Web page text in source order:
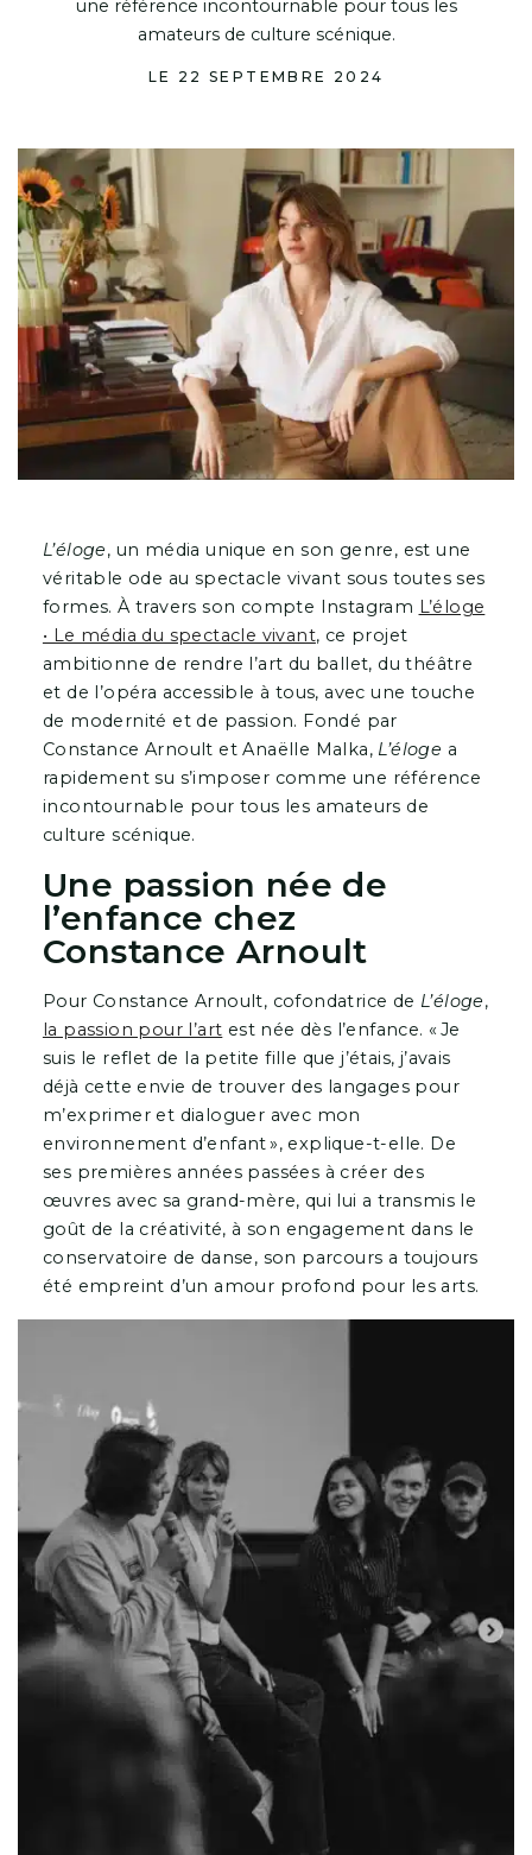
une référence incontournable pour tous les
amateurs de culture scénique.
LE 22 SEPTEMBRE 2024
L’éloge, un média unique en son genre, est une
véritable ode au spectacle vivant sous toutes ses
formes. À travers son compte Instagram L’éloge
• Le média du spectacle vivant, ce projet
ambitionne de rendre l’art du ballet, du théâtre
et de l’opéra accessible à tous, avec une touche
de modernité et de passion. Fondé par
Constance Arnoult et Anaëlle Malka, L’éloge a
rapidement su s’imposer comme une référence
incontournable pour tous les amateurs de
culture scénique.
Une passion née de
l’enfance chez
Constance Arnoult
Pour Constance Arnoult, cofondatrice de L’éloge,
la passion pour l’art est née dès l’enfance. « Je
suis le reflet de la petite fille que j’étais, j’avais
déjà cette envie de trouver des langages pour
m’exprimer et dialoguer avec mon
environnement d’enfant », explique-t-elle. De
ses premières années passées à créer des
œuvres avec sa grand-mère, qui lui a transmis le
goût de la créativité, à son engagement dans le
conservatoire de danse, son parcours a toujours
été empreint d’un amour profond pour les arts.